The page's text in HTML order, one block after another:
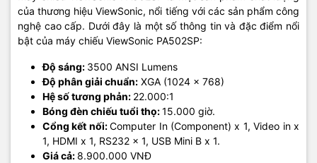
của thương hiệu ViewSonic, nổi tiếng với các sản phẩm công
nghệ cao cấp. Dưới đây là một số thông tin và đặc điểm nổi
bật của máy chiếu ViewSonic PA502SP:
Độ sáng: 3500 ANSI Lumens
Độ phân giải chuẩn: XGA (1024 × 768)
Hệ số tương phản: 22.000:1
Bóng đèn chiếu tuổi thọ:15.000 giờ.
Cổng kết nối:Computer In (Component) x 1, Video in x
1, HDMI x 1, RS232 x 1, USB Mini B x 1.
Giá cả:8.900.000 VNĐ